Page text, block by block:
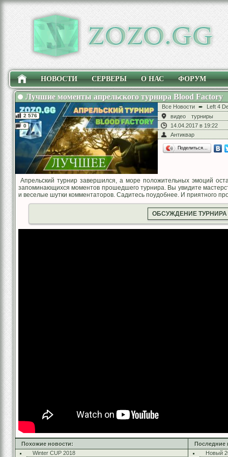
НОВОСТИ СЕРВЕРЫ О НАС ФОРУМ
Лучшие моменты апрельского турнира Blood Factory
Все Новости ➨
Left 4
видео
турниры
14.04.2017 в 19:22
Антиквар
Поделиться…
Апрельский турнир завершился, а море положительных эмоций
запоминающихся моментов прошедшего турнира. Вы увидите
и веселые шутки комментаторов. Садитесь поудобнее. И приятного
ОБСУЖДЕНИЕ ТУРНИРА
2 576
0
Похожие новости:
Winter CUP 2018
Последние
Новый